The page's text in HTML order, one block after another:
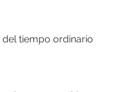
del tiempo ordinario